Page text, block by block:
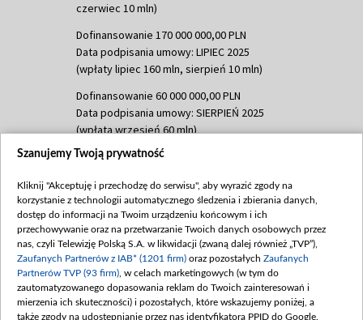
czerwiec 10 mln)
Dofinansowanie 170 000 000,00 PLN
Data podpisania umowy: LIPIEC 2025
(wpłaty lipiec 160 mln, sierpień 10 mln)
Dofinansowanie 60 000 000,00 PLN
Data podpisania umowy: SIERPIEŃ 2025
(wpłata wrzesień 60 mln)
Dofinansowanie 635 783 051,21 PLN
(wpłata wrzesień 100 mln, październik 350
mln, listopad 265 mln)
Dofinansowanie 48 862 000,00 PLN
Data podpisania umowy: GRUDZIEŃ 2025
(wpłata grudzień 60,548 mln)
Dofinansowanie 900 000 000,00 PLN
Data podpisania umowy: LUTY 2026 (wpłata
Szanujemy Twoją prywatność
Kliknij "Akceptuję i przechodzę do serwisu", aby wyrazić zgody na
korzystanie z technologii automatycznego śledzenia i zbierania danych,
dostęp do informacji na Twoim urządzeniu końcowym i ich
przechowywanie oraz na przetwarzanie Twoich danych osobowych przez
nas, czyli Telewizję Polską S.A. w likwidacji (zwaną dalej również „TVP”),
Zaufanych Partnerów z IAB* (1201 firm) oraz pozostałych Zaufanych
Partnerów TVP (93 firm) , w celach marketingowych (w tym do
zautomatyzowanego dopasowania reklam do Twoich zainteresowań i
mierzenia ich skuteczności) i pozostałych, które wskazujemy poniżej, a
także zgody na udostępnianie przez nas identyfikatora PPID do Google.